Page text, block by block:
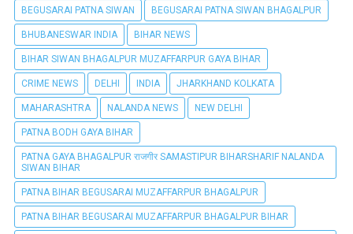
BEGUSARAI PATNA SIWAN BEGUSARAI PATNA SIWAN BHAGALPUR
BHUBANESWAR INDIA BIHAR NEWS
BIHAR SIWAN BHAGALPUR MUZAFFARPUR GAYA BIHAR
CRIME NEWS DELHI INDIA JHARKHAND KOLKATA
MAHARASHTRA NALANDA NEWS NEW DELHI
PATNA BODH GAYA BIHAR
PATNA GAYA BHAGALPUR राजगीर SAMASTIPUR BIHARSHARIF NALANDA
SIWAN BIHAR
PATNA BIHAR BEGUSARAI MUZAFFARPUR BHAGALPUR
PATNA BIHAR BEGUSARAI MUZAFFARPUR BHAGALPUR BIHAR